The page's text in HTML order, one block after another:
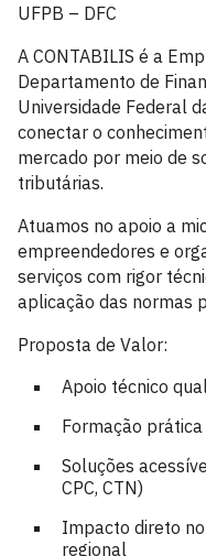
UFPB – DFC
A CONTABILIS é a
Departamento de
Universidade Federal
conectar o
mercado por meio de
tributárias.
Atuamos no apoio a
empreendedores e
serviços com rigor
aplicação das normas
Proposta de Valor:
Apoio técnico
Formação
Soluções
CPC, CTN)
Impacto direto
regional